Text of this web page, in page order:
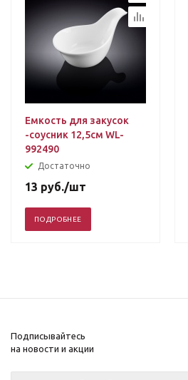
Емкость для закусок
-соусник 12,5см WL-
992490
Достаточно
13 руб./шт
ПОДРОБНЕЕ
Подписывайтесь
на новости и акции